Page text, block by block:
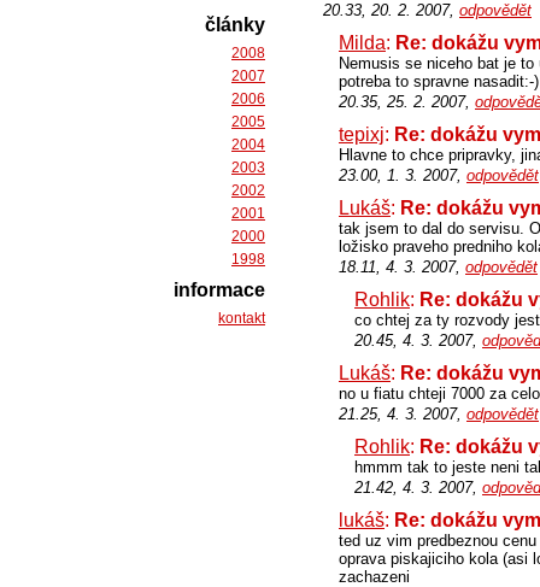
20.33, 20. 2. 2007, odpovědět
Milda: Re: dokážu
Nemusis se niceho bat je
potreba to spravne nasadit:-)
20.35, 25. 2. 2007,
tepixj: Re: dokážu
Hlavne to chce pripravky,
23.00, 1. 3. 2007, odpovědět
Lukáš: Re: dokážu
tak jsem to dal do servisu.
ložisko praveho predniho
18.11, 4. 3. 2007, odpovědět
Rohlik: Re: dokážu
co chtej za ty rozvody
20.45, 4. 3. 2007,
Lukáš: Re: dokážu
no u fiatu chteji 7000 za
21.25, 4. 3. 2007, odpovědět
Rohlik: Re: dokážu
hmmm tak to jeste neni
21.42, 4. 3. 2007,
lukáš: Re: dokážu
ted uz vim predbeznou
oprava piskajiciho kola (asi
zachazeni
články
2008
2007
2006
2005
2004
2003
2002
2001
2000
1998
informace
kontakt